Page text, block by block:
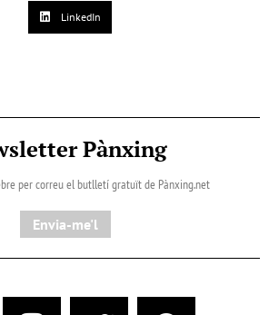
LinkedIn
Pànxing
per correu el butlletí gratuït de Pànxing.net​
Envia-me'l